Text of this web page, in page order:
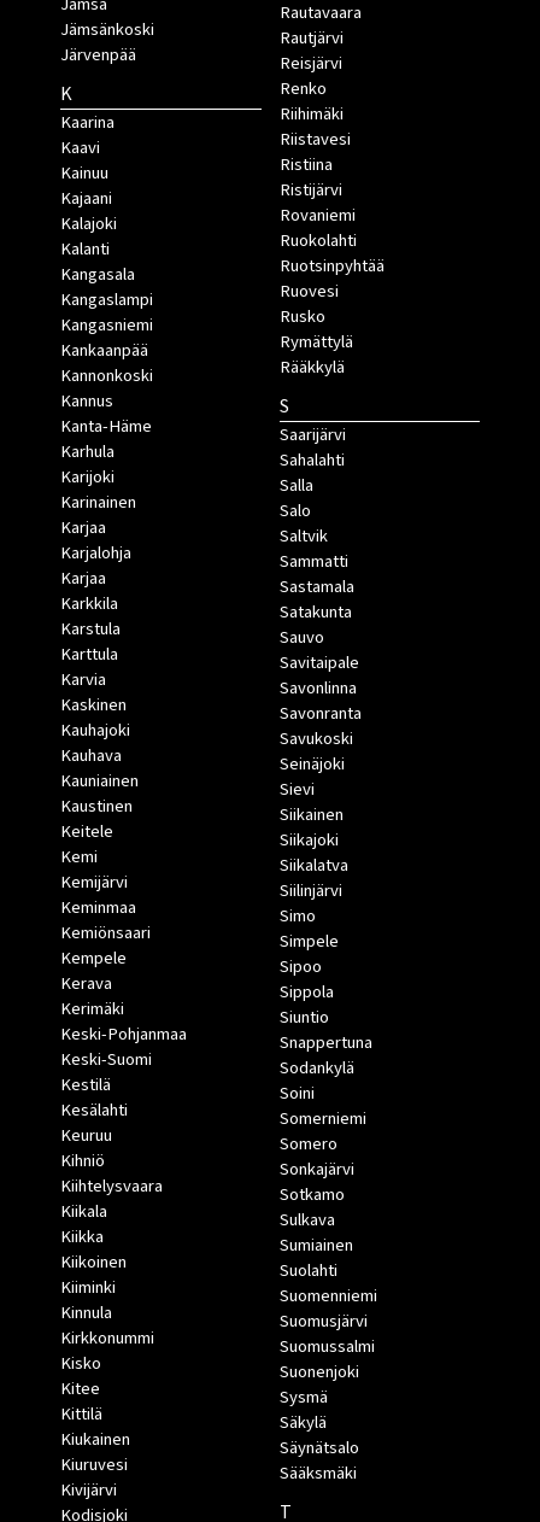
Jämsänkoski
Järvenpää
K
Kaarina
Kaavi
Kainuu
Kajaani
Kalajoki
Kalanti
Kangasala
Kangaslampi
Kangasniemi
Kankaanpää
Kannonkoski
Kannus
Kanta-Häme
Karhula
Karijoki
Karinainen
Karjaa
Karjalohja
Karjaa
Karkkila
Karstula
Karttula
Karvia
Kaskinen
Kauhajoki
Kauhava
Kauniainen
Kaustinen
Keitele
Kemi
Kemijärvi
Keminmaa
Kemiönsaari
Kempele
Kerava
Kerimäki
Keski-Pohjanmaa
Keski-Suomi
Kestilä
Kesälahti
Keuruu
Kihniö
Kiihtelysvaara
Kiikala
Kiikka
Kiikoinen
Kiiminki
Kinnula
Kirkkonummi
Kisko
Kitee
Kittilä
Kiukainen
Kiuruvesi
Kivijärvi
Kodisjoki
Rautavaara
Rautjärvi
Reisjärvi
Renko
Riihimäki
Riistavesi
Ristiina
Ristijärvi
Rovaniemi
Ruokolahti
Ruotsinpyhtää
Ruovesi
Rusko
Rymättylä
Rääkkylä
S
Saarijärvi
Sahalahti
Salla
Salo
Saltvik
Sammatti
Sastamala
Satakunta
Sauvo
Savitaipale
Savonlinna
Savonranta
Savukoski
Seinäjoki
Sievi
Siikainen
Siikajoki
Siikalatva
Siilinjärvi
Simo
Simpele
Sipoo
Sippola
Siuntio
Snappertuna
Sodankylä
Soini
Somerniemi
Somero
Sonkajärvi
Sotkamo
Sulkava
Sumiainen
Suolahti
Suomenniemi
Suomusjärvi
Suomussalmi
Suonenjoki
Sysmä
Säkylä
Säynätsalo
Sääksmäki
T